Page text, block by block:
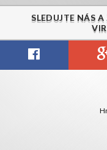
SLEDUJTE NÁS